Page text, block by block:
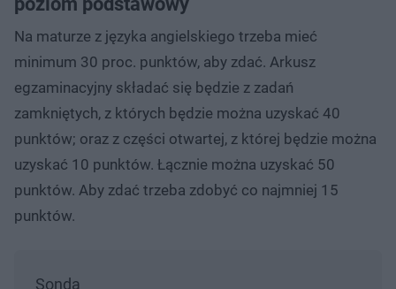
Na maturze z języka angielskiego trzeba mieć
minimum 30 proc. punktów, aby zdać. Arkusz
egzaminacyjny składać się będzie z zadań
zamkniętych, z których będzie można uzyskać 40
punktów; oraz z części otwartej, z której będzie można
uzyskać 10 punktów. Łącznie można uzyskać 50
punktów. Aby zdać trzeba zdobyć co najmniej 15
punktów.
Sonda